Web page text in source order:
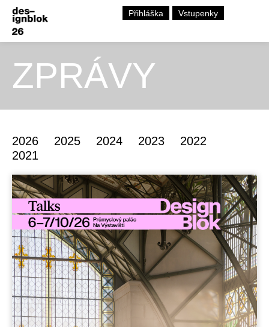
Přihláška Vstupenky
ZPRÁVY
2026 2025 2024 2023
2022
2021